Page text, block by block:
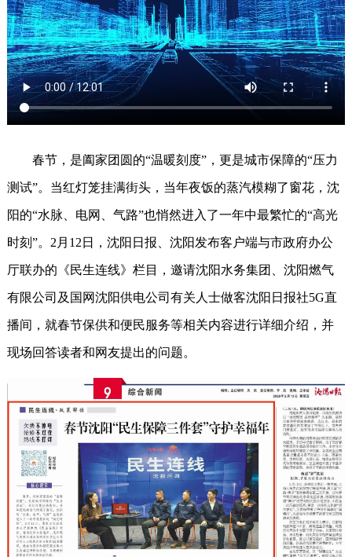
春节，是阖家团圆的“温暖刻度”，更是城市保障的“压力
测试”。当红灯笼挂满街头，当年夜饭的蒸汽模糊了窗花，沈
阳的“水脉、电网、气路”也悄然进入了一年中最繁忙的“高光
时刻”。2月12日，沈阳日报、沈阳发布客户端与市政府办公
厅联办的《民生连线》栏目，邀请沈阳水务集团、沈阳燃气
有限公司及国网沈阳供电公司有关人士做客沈阳日报社5G直
播间，就春节保供和便民服务等相关内容进行详细介绍，并
现场回答读者和网友提出的问题。